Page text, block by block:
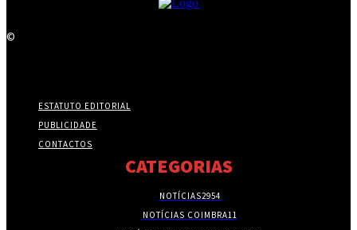
©
ESTATUTO EDITORIAL
PUBLICIDADE
CONTACTOS
CATEGORIAS
NOTÍCIAS2954
NOTÍCIAS COIMBRA11